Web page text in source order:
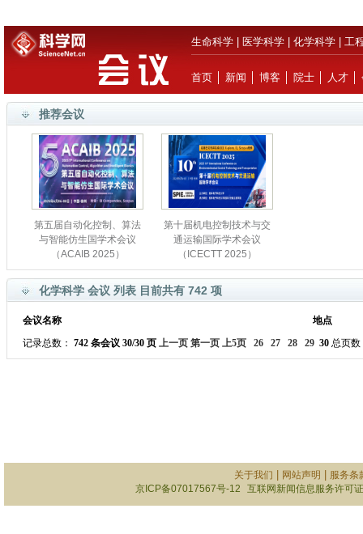
生命科学 医学科学 化学科学 工
首页 新闻 博客 院士 人才
推荐会议
第五届自动化控制、算法
与智能仿生国学术会议
（ACAIB 2025）
第十届机电控制技术与交
通运输国际学术会议
（ICECTT 2025）
化学科学 会议 列表 目前共有 742 项
会议名称
地点
记录总数： 742 条会议 30/30 页 上一页 第一页 上5页 26 27 28 29 30 总页数
关于我们 网站声明
服务条
京ICP备07017567号-12
互联网新闻信息服务许可证